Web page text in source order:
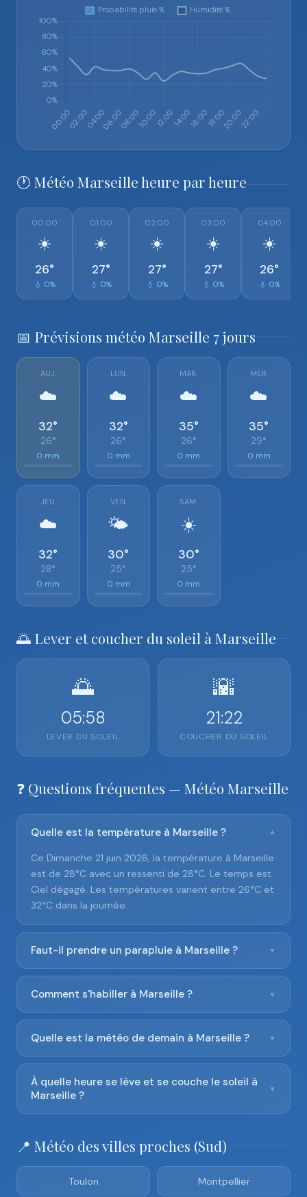
🕐 Météo Marseille heure par heure
00:00
☀️
26°
💧 0%
01:00
☀️
27°
💧 0%
02:00
☀️
27°
💧 0%
03:00
☀️
27°
💧 0%
04:00
☀️
26°
💧 0%
📅 Prévisions météo Marseille 7 jours
AUJ.
☁️
32°
26°
0 mm
LUN.
☁️
32°
26°
0 mm
MAR.
☁️
35°
26°
0 mm
MER.
☁️
35°
29°
0 mm
JEU.
☁️
32°
28°
0 mm
VEN.
🌤️
30°
25°
0 mm
SAM.
☀️
30°
25°
0 mm
🌅 Lever et coucher du soleil à Marseille
🌅
05:58
LEVER DU SOLEIL
🌇
21:22
COUCHER DU SOLEIL
❓ Questions fréquentes — Météo Marseille
Quelle est la température à Marseille ? ▼
Ce Dimanche 21 juin 2026, la température à Marseille
est de 28°C avec un ressenti de 28°C. Le temps est
Ciel dégagé. Les températures varient entre 26°C et
32°C dans la journée.
Faut-il prendre un parapluie à Marseille ? ▼
Comment s'habiller à Marseille ? ▼
Quelle est la météo de demain à Marseille ? ▼
À quelle heure se lève et se couche le soleil à
Marseille ?
▼
📍 Météo des villes proches (Sud)
Toulon Montpellier